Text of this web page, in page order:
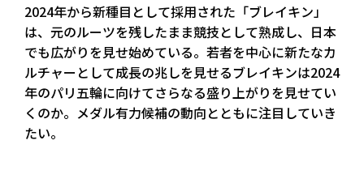
2024年から新種目として採用された「ブレイキン」
は、元のルーツを残したまま競技として熟成し、日本
でも広がりを見せ始めている。若者を中心に新たなカ
ルチャーとして成長の兆しを見せるブレイキンは2024
年のパリ五輪に向けてさらなる盛り上がりを見せてい
くのか。メダル有力候補の動向とともに注目していき
たい。